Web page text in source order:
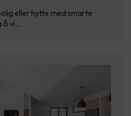
eller hytte med smarte
å vi…